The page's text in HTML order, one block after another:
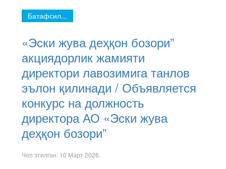
Батафсил...
«Эски жува деҳқон бозори”
акциядорлик жамияти
директори лавозимига танлов
эълон қилинади / Объявляется
конкурс на должность
директора АО «Эски жува
деҳқон бозори”
Чоп этилган: 10 Март 2026